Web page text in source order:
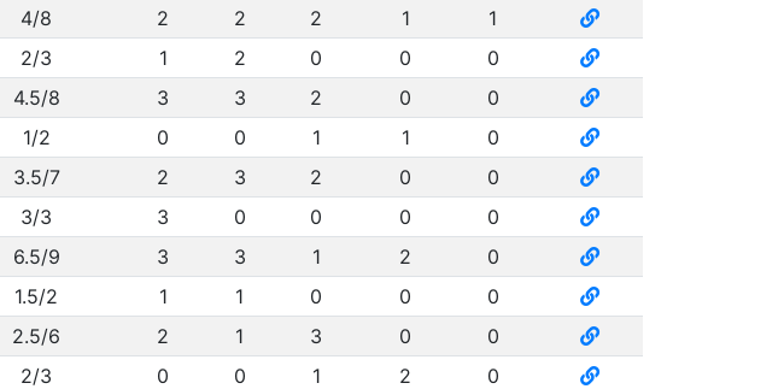
4/8 2 2 2 1
1
2/3 1 2 0 0
0
4.5/8 3 3 2 0
0
1/2 0 0 1 1
0
3.5/7 2 3 2 0
0
3/3 3 0 0 0
0
6.5/9 3 3 1 2
0
1.5/2 1 1 0 0
0
2.5/6 2 1 3 0
0
2/3 0 0 1 2
0